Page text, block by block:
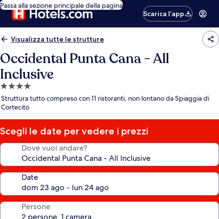
Passa alla sezione principale della pagina
Scarica l’app
Visualizza tutte le strutture
Occidental Punta Cana - All
Inclusive
Struttura
a
4.0
stelle
Struttura tutto compreso con 11 ristoranti, non lontano da Spiaggia di
Cortecito
Scegli le date per vedere i prezzi
Dove vuoi andare?
Date
Persone